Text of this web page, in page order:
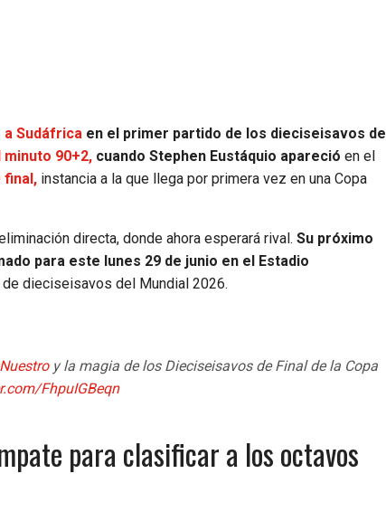
a Sudáfrica en el primer partido de los dieciseisavos de
90+2, cuando Stephen Eustáquio apareció en el
final, instancia a la que llega por primera vez en una Copa
directa, donde ahora esperará rival. Su próximo
para este lunes 29 de junio en el Estadio
dieciseisavos del Mundial 2026.
y la magia de los Dieciseisavos de Final de la Copa
FhpuIGBeqn
para clasificar a los octavos